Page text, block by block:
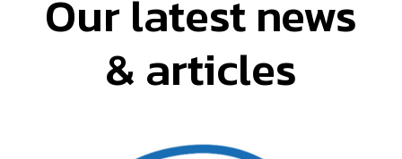
Our latest news
& articles